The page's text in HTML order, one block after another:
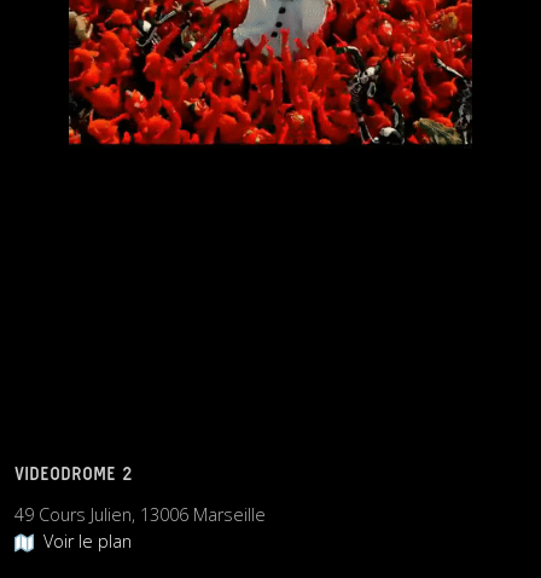
VIDEODROME 2
49 Cours Julien, 13006 Marseille
Voir le plan